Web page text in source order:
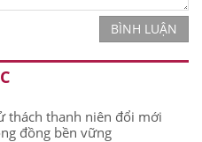
BÌNH LUẬN
thách thanh niên đổi mới
đồng bền vững